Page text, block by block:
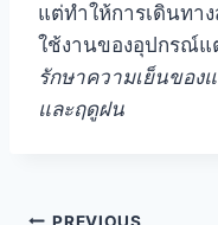
แต่ทำให้การเดินทา
ใช้งานของอุปกรณ์
รักษาความเย็นของ
และฤดูฝน
PREVIOUS